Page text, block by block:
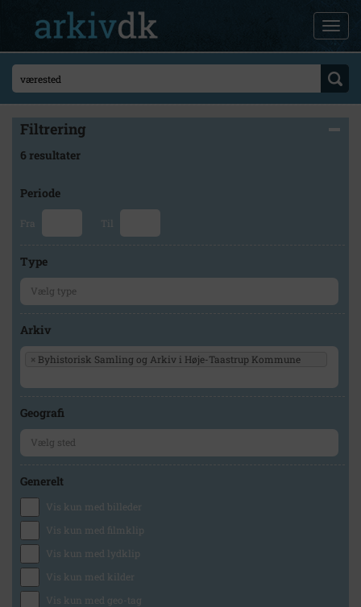
Filtrering
6 resultater
Periode
Fra Til
Type
Arkiv
× Byhistorisk Samling og Arkiv i Høje-Taastrup Kommune
Geografi
Generelt
Vis kun med billeder
Vis kun med filmklip
Vis kun med lydklip
Vis kun med kilder
Vis kun med geo-tag